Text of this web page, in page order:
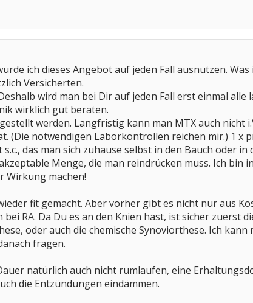
ich dieses Angebot auf jeden Fall ausnutzen.
Versicherten.
wird man bei Dir auf jeden Fall erst einmal alle
wirklich gut beraten.
werden. Langfristig kann man MTX auch nicht
(Die notwendigen Laborkontrollen reichen mir.) 1 x
das man sich zuhause selbst in den Bauch oder in
Menge, die man reindrücken muss. Ich bin
Wirkung machen!
fit gemacht. Aber vorher gibt es nicht nur aus
RA. Da Du es an den Knien hast, ist sicher zuerst
oder auch die chemische Synoviorthese. Ich kann
fragen.
natürlich auch nicht rumlaufen, eine
die Entzündungen eindämmen.